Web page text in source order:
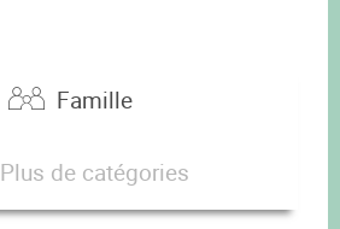
Famille
Plus de catégories